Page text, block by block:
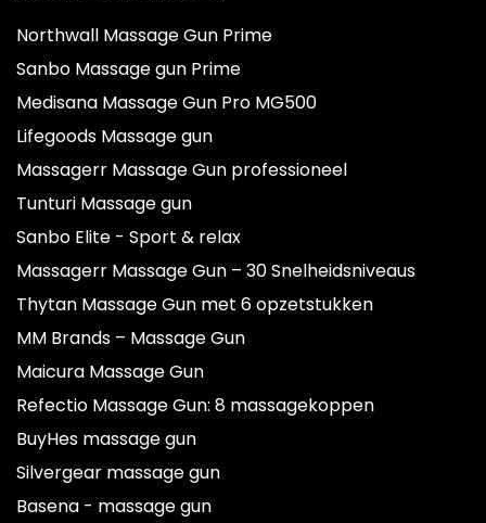
Northwall Massage Gun Prime
Sanbo Massage gun Prime
Medisana Massage Gun Pro MG500
Lifegoods Massage gun
Massagerr Massage Gun professioneel
Tunturi Massage gun
Sanbo Elite - Sport & relax
Massagerr Massage Gun – 30 Snelheidsniveaus
Thytan Massage Gun met 6 opzetstukken
MM Brands – Massage Gun
Maicura Massage Gun
Refectio Massage Gun: 8 massagekoppen
BuyHes massage gun
Silvergear massage gun
Basena - massage gun